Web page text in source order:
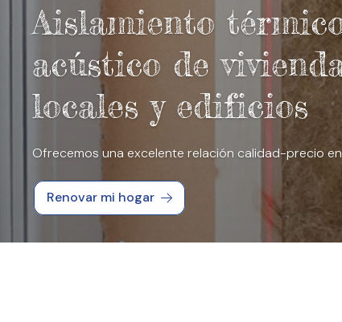
Aislamiento
acústico de
locales y edificios
Ofrecemos una excelente relación calidad-precio
Renovar mi hogar